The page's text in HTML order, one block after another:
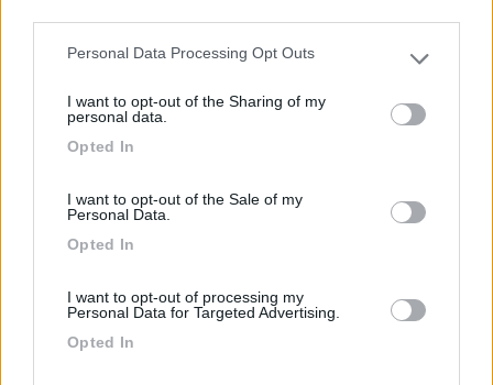
Please note that this website/app uses one or more Google
not limited to your visit or usage behaviour. You may click to
use your data for below specified purposes in below Google
Personal Data Processing Opt Outs
I want to opt-out of the Sharing of my
personal data.
Opted In
I want to opt-out of the Sale of my
Personal Data.
Opted In
I want to opt-out of processing my
Personal Data for Targeted Advertising.
Opted In
per archimede1: graxie 1000 adesso provo a vedere un po
Paolobitta51
Inserito il17/01/2018 alle:20:42:45
In risposta al messaggio di
archimede1: graxie 1000 adesso provo a vedere un po
Trovi notizia nel sito di FiatProfessional ma il sedile